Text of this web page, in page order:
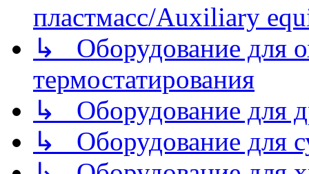
пластмасс/Auxiliary
↳ Оборудование для
термостатирования
↳ Оборудование для
↳ Оборудование для